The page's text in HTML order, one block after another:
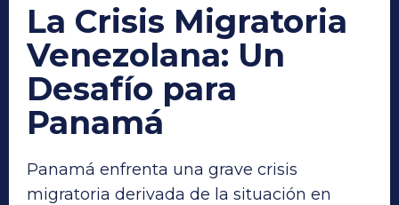
La Crisis Migratoria
Venezolana: Un
Desafío para
Panamá
Panamá enfrenta una grave crisis
migratoria derivada de la situación en